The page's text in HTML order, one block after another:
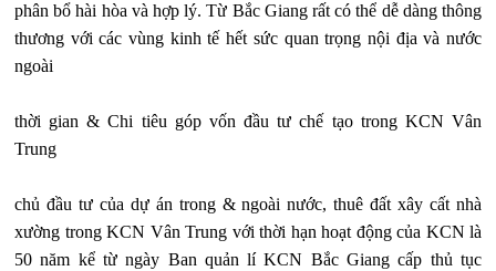
phân bổ hài hòa và hợp lý. Từ Bắc Giang rất có thể dễ dàng thông
thương với các vùng kinh tế hết sức quan trọng nội địa và nước
ngoài
thời gian & Chi tiêu góp vốn đầu tư chế tạo trong KCN Vân
Trung
chủ đầu tư của dự án trong & ngoài nước, thuê đất xây cất nhà
xường trong KCN Vân Trung với thời hạn hoạt động của KCN là
50 năm kể từ ngày Ban quản lí KCN Bắc Giang cấp thủ tục